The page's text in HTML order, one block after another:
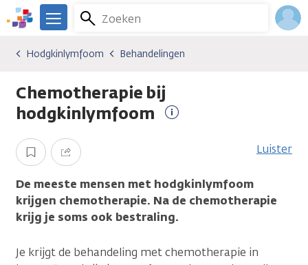
Overslaan
en
gaan
We
er
je.
Kanker.nl
Zoeken
Menu
Kankersoorten
Hodgkinlymfoom
Behandelingen
Hodgkinlymfoom Behandelingen
Chemotherapie bij
hodgkinlymfoom
Opslaan Delen Luister
De meeste mensen met hodgkinlymfoom
krijgen chemotherapie. Na de chemotherapie
krijg je soms ook bestraling.
Je krijgt de behandeling met chemotherapie in